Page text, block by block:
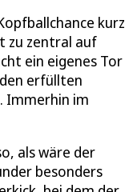
kurz
zu zentral auf
ein eigenes Tor
erfüllten
Immerhin im
als wäre der
besonders